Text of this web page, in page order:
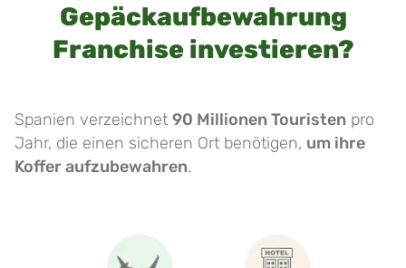
Gepäckaufbewahrung
Franchise investieren?
Spanien verzeichnet 90 Millionen Touristen pro
Jahr, die einen sicheren Ort benötigen, um ihre
Koffer aufzubewahren.